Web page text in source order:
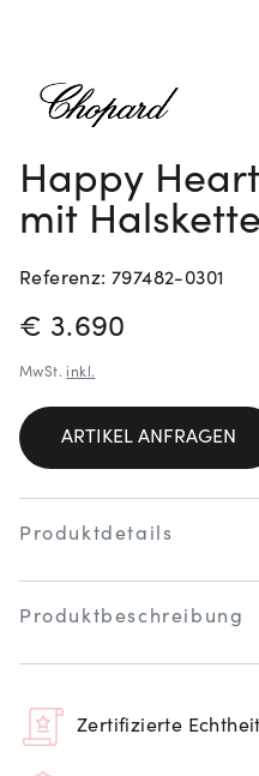
Happy
mit Halskette
Referenz: 797482-0301
€ 3.690
MwSt. inkl.
ARTIKEL ANFRAGEN
Produktdetails
Produktbeschreibung
Zertifizierte Echtheit